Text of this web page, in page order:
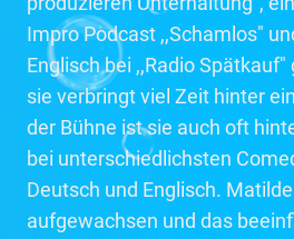
Impro Podcast ,,Schamlos"
Englisch bei ,,Radio
sie verbringt viel Zeit hinter
der Bühne ist sie auch oft
bei unterschiedlichsten
Deutsch und Englisch.
aufgewachsen und das